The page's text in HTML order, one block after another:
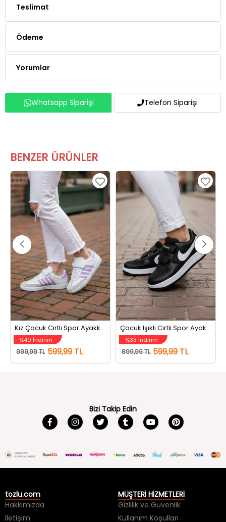
Teslimat
Ödeme
Yorumlar
Whatsapp Siparişi Telefon Siparişi
BENZER ÜRÜNLER
Kız Çocuk Cırtlı Spor Ayakkabı Beyazlila
%40 İndirim
999,99 TL 599,99 TL
Çocuk Işıklı Cırtlı Spor Ayakkabı Siyahbeyaz
%33 İndirim
899,99 TL 599,99 TL
Bizi Takip Edin
tozlu.com
Hakkımızda
İletişim
MÜŞTERİ HİZMETLERİ
Gizlilik ve Güvenlik
Kullanım Koşulları